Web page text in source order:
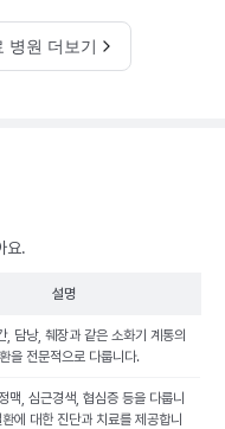
병원 더보기
요.
설명
, 담낭, 췌장과 같은 소화기 계통의
을 전문적으로 다룹니다.
맥, 심근경색, 협심증 등을 다룹니
에 대한 진단과 치료를 제공합니